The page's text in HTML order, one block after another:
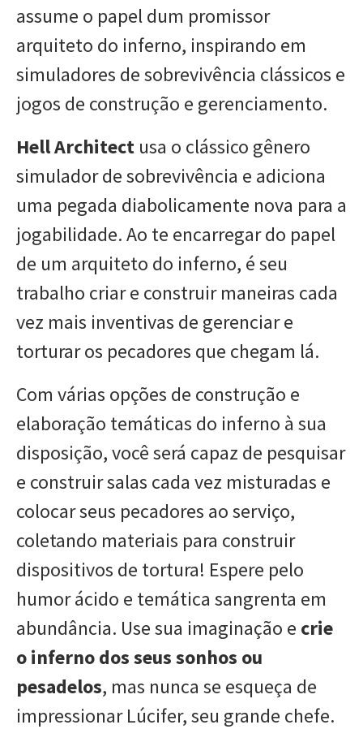
assume o papel dum promissor
arquiteto do inferno, inspirando em
simuladores de sobrevivência clássicos e
jogos de construção e gerenciamento.
Hell Architect usa o clássico gênero
simulador de sobrevivência e adiciona
uma pegada diabolicamente nova para a
jogabilidade. Ao te encarregar do papel
de um arquiteto do inferno, é seu
trabalho criar e construir maneiras cada
vez mais inventivas de gerenciar e
torturar os pecadores que chegam lá.
Com várias opções de construção e
elaboração temáticas do inferno à sua
disposição, você será capaz de pesquisar
e construir salas cada vez misturadas e
colocar seus pecadores ao serviço,
coletando materiais para construir
dispositivos de tortura! Espere pelo
humor ácido e temática sangrenta em
abundância. Use sua imaginação e crie
o inferno dos seus sonhos ou
pesadelos, mas nunca se esqueça de
impressionar Lúcifer, seu grande chefe.